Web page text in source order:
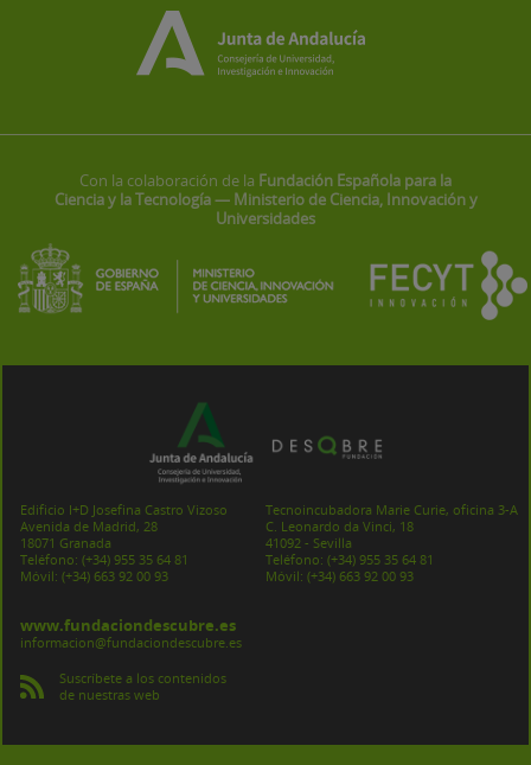
Con la colaboración de la Fundación Española para la
Ciencia y la Tecnología — Ministerio de Ciencia, Innovación y
Universidades
Edificio I+D Josefina Castro Vizoso
Avenida de Madrid, 28
18071 Granada
Teléfono: (+34) 955 35 64 81
Móvil: (+34) 663 92 00 93
Tecnoincubadora Marie Curie, oficina 3-A
C. Leonardo da Vinci, 18
41092 - Sevilla
Teléfono: (+34) 955 35 64 81
Móvil: (+34) 663 92 00 93
www.fundaciondescubre.es
informacion@fundaciondescubre.es
Suscríbete a los contenidos
de nuestras web